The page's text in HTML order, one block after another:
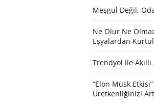
Meşgul Değil,
Ne Olur Ne
Eşyalardan
Trendyol ile
“Elon Musk
Üretkenliğinizi